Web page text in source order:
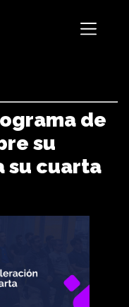
de
su
su cuarta